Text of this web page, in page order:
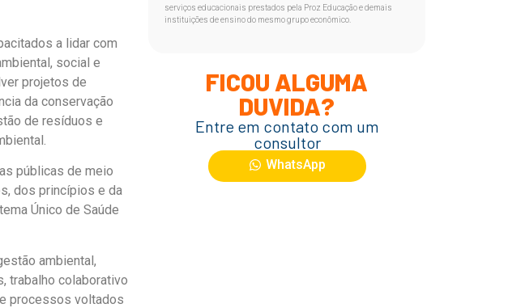
a lidar com
social e
projetos de
da conservação
de resíduos e
públicas de meio
dos princípios e da
Único de Saúde
ambiental,
trabalho colaborativo
processos voltados
serviços educacionais prestados pela Proz Educação e demais
instituições de ensino do mesmo grupo econômico.
FICOU ALGUMA
DUVIDA?
Entre em contato com um
consultor
WhatsApp